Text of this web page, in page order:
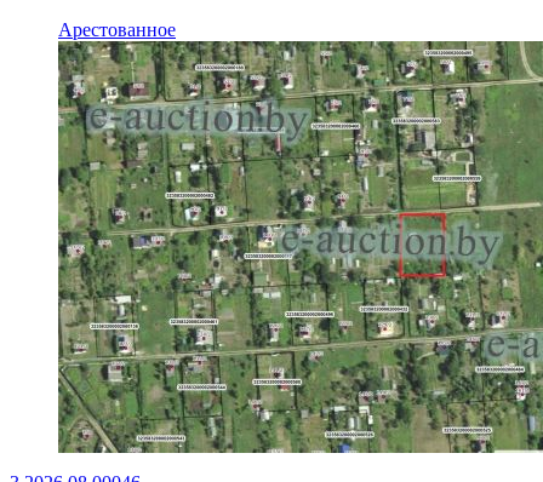
Арестованное